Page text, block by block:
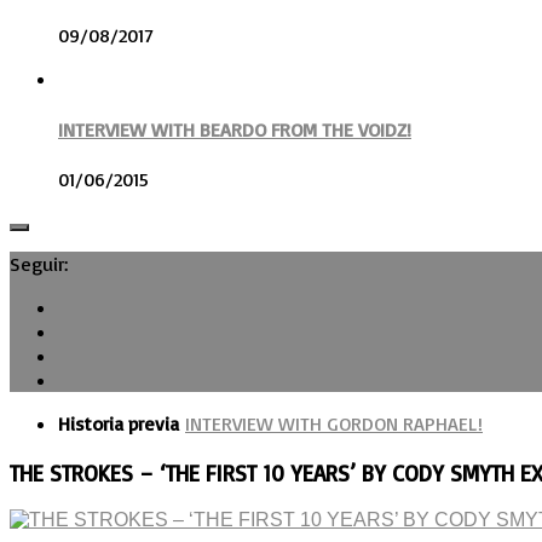
09/08/2017
INTERVIEW WITH BEARDO FROM THE VOIDZ!
01/06/2015
Seguir:
Historia previa INTERVIEW WITH GORDON RAPHAEL!
THE STROKES – ‘THE FIRST 10 YEARS’ BY CODY SMYTH